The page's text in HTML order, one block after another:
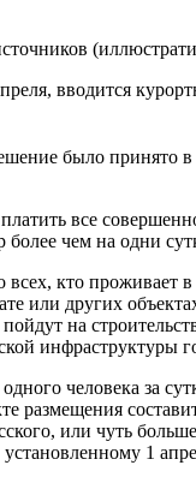
вводится
было принято
все
чем на одни
всех, кто проживает
или других
на
инфраструктуры
человека за
размещения
или чуть
1